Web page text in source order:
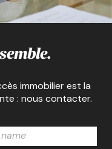
immobilier est la
: nous contacter.